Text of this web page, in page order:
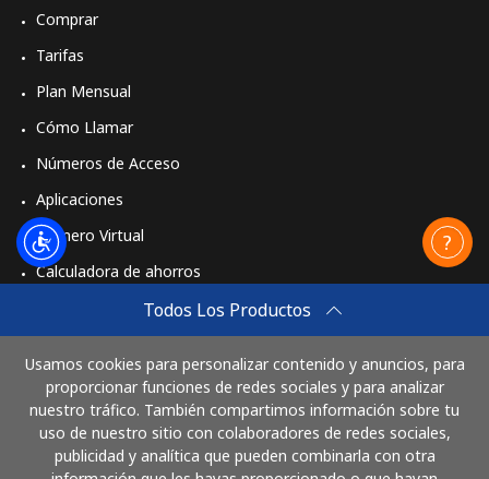
Todos Los Productos
Usamos cookies para personalizar contenido y anuncios, para
proporcionar funciones de redes sociales y para analizar
nuestro tráfico. También compartimos información sobre tu
uso de nuestro sitio con colaboradores de redes sociales,
publicidad y analítica que pueden combinarla con otra
Comprar
Tarifas
Plan Mensual
Cómo Llamar
Números de Acceso
Aplicaciones
Número Virtual
Calculadora de ahorros
Comprar
Cómo funciona
Paga con